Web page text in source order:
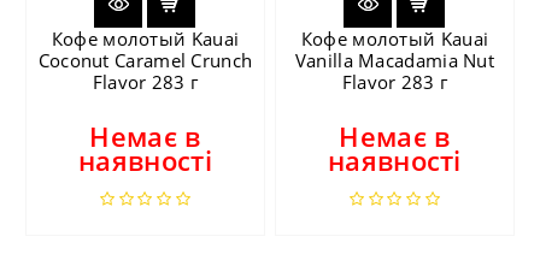
Кофе молотый Kauai
Coconut Caramel Crunch
Flavor 283 г
Немає в
наявності
Кофе молотый Kauai
Vanilla Macadamia Nut
Flavor 283 г
Немає в
наявності